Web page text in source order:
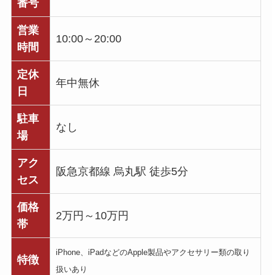
番号
営業
時間
10:00～20:00
定休
日
年中無休
駐車
場
なし
アク
セス
阪急京都線 烏丸駅 徒歩5分
価格
帯
2万円～10万円
特徴
iPhone、iPadなどのApple製品やアクセサリー類の取り
扱いあり